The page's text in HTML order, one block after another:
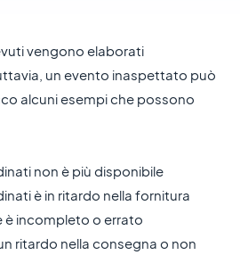
vengono elaborati
un evento inaspettato può
alcuni esempi che possono
non è più disponibile
è in ritardo nella fornitura
è incompleto o errato
ritardo nella consegna o non